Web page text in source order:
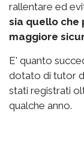
rallentare ed
sia quello che
maggiore
E' quanto
dotato di tutor
stati registrati
qualche anno.